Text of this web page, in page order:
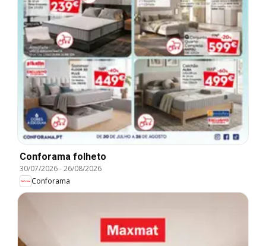
Conforama folheto
30/07/2026-26/08/2026
Conforama